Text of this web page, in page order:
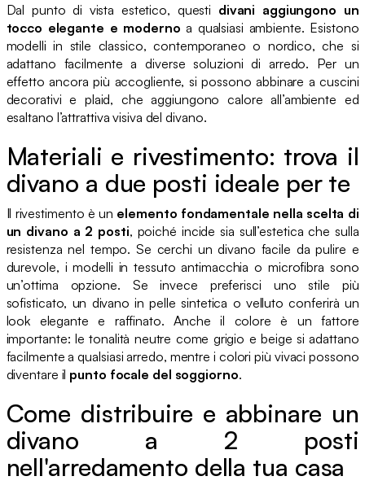
Dal punto di vista estetico, questi divani aggiungono un
tocco elegante e moderno a qualsiasi ambiente. Esistono
modelli in stile classico, contemporaneo o nordico, che si
adattano facilmente a diverse soluzioni di arredo. Per un
effetto ancora più accogliente, si possono abbinare a cuscini
decorativi e plaid, che aggiungono calore all’ambiente ed
esaltano l’attrattiva visiva del divano.
Materiali e rivestimento: trova il
divano a due posti ideale per te
Il rivestimento è un elemento fondamentale nella scelta di
un divano a 2 posti, poiché incide sia sull’estetica che sulla
resistenza nel tempo. Se cerchi un divano facile da pulire e
durevole, i modelli in tessuto antimacchia o microfibra sono
un’ottima opzione. Se invece preferisci uno stile più
sofisticato, un divano in pelle sintetica o velluto conferirà un
look elegante e raffinato. Anche il colore è un fattore
importante: le tonalità neutre come grigio e beige si adattano
facilmente a qualsiasi arredo, mentre i colori più vivaci possono
diventare il punto focale del soggiorno.
Come distribuire e abbinare un
divano a 2 posti
nell'arredamento della tua casa